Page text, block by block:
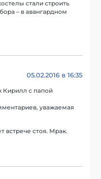
стали строить
– в авангардном
05.02.2016 в 16:35
Кирилл с папой
уважаемая
встрече стоя. Мрак.